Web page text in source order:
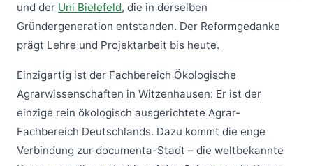
und der Uni Bielefeld, die in derselben
Gründergeneration entstanden. Der Reformgedanke
prägt Lehre und Projektarbeit bis heute.
Einzigartig ist der Fachbereich Ökologische
Agrarwissenschaften in Witzenhausen: Er ist der
einzige rein ökologisch ausgerichtete Agrar-
Fachbereich Deutschlands. Dazu kommt die enge
Verbindung zur documenta-Stadt – die weltbekannte